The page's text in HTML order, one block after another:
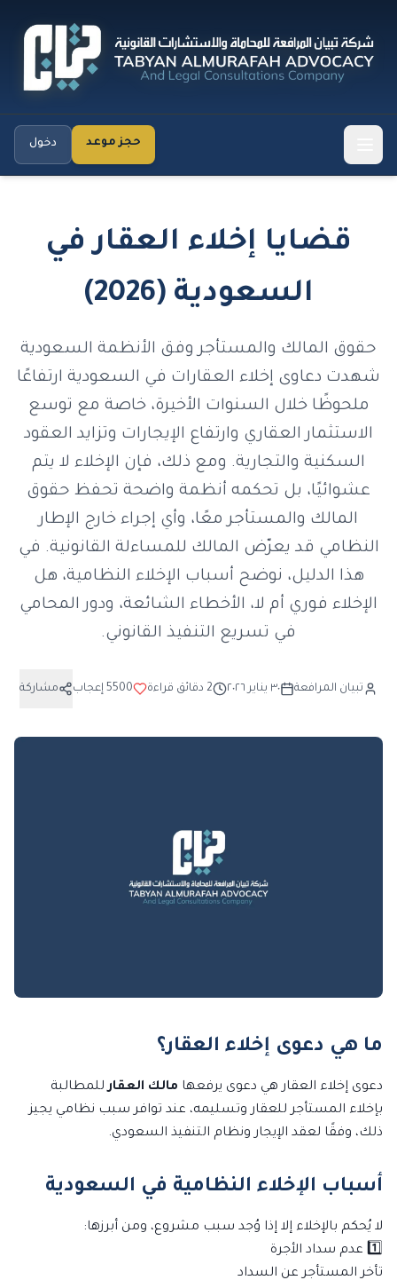
حجز موعد دخول
قضايا إخلاء العقار في
السعودية (2026)
حقوق المالك والمستأجر وفق الأنظمة السعودية
شهدت دعاوى إخلاء العقارات في السعودية ارتفاعًا
ملحوظًا خلال السنوات الأخيرة، خاصة مع توسع
الاستثمار العقاري وارتفاع الإيجارات وتزايد العقود
السكنية والتجارية. ومع ذلك، فإن الإخلاء لا يتم
عشوائيًا، بل تحكمه أنظمة واضحة تحفظ حقوق
المالك والمستأجر معًا، وأي إجراء خارج الإطار
النظامي قد يعرّض المالك للمساءلة القانونية. في
هذا الدليل، نوضح أسباب الإخلاء النظامية، هل
الإخلاء فوري أم لا، الأخطاء الشائعة، ودور المحامي
في تسريع التنفيذ القانوني.
تبيان المرافعة ٣٠ يناير ٢٠٢٦ 2 دقائق قراءة 5500 إعجاب مشاركة
ما هي دعوى إخلاء العقار؟
دعوى إخلاء العقار هي دعوى يرفعها مالك العقارللمطالبة
بإخلاء المستأجر للعقار وتسليمه، عند توافر سبب نظامي يجيز
ذلك، وفقًا لعقد الإيجار ونظام التنفيذ السعودي.
أسباب الإخلاء النظامية في السعودية
لا يُحكم بالإخلاء إلا إذا وُجد سبب مشروع، ومن أبرزها:
1️⃣ عدم سداد الأجرة
تأخر المستأجر عن السداد